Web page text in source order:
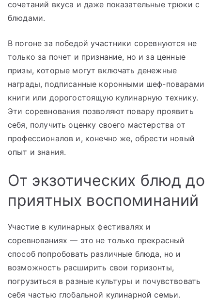
сочетаний вкуса и даже показательные трюки с
блюдами.
В погоне за победой участники соревнуются не
только за почет и признание, но и за ценные
призы, которые могут включать денежные
награды, подписанные коронными шеф-поварами
книги или дорогостоящую кулинарную технику.
Эти соревнования позволяют повару проявить
себя, получить оценку своего мастерства от
профессионалов и, конечно же, обрести новый
опыт и знания.
От экзотических блюд до
приятных воспоминаний
Участие в кулинарных фестивалях и
соревнованиях — это не только прекрасный
способ попробовать различные блюда, но и
возможность расширить свои горизонты,
погрузиться в разные культуры и почувствовать
себя частью глобальной кулинарной семьи.